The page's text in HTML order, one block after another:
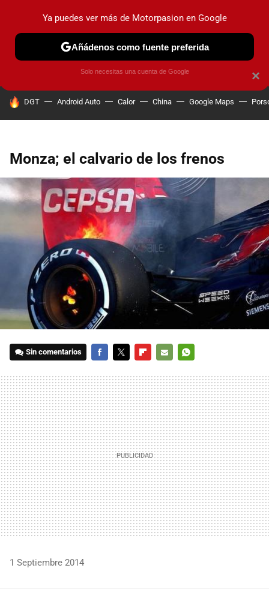
PRUEBAS COCHES ELÉCTRICOS OBSERVATORIO
HOY SE HABLA DE
DGT Android Auto Calor China Google Maps
Monza; el calvario de los frenos
Sin comentarios
MAIL
1 Septiembre 2014
×
Ya puedes ver más de Motorpasion en Google
Añádenos como fuente preferida
Solo necesitas una cuenta de Google